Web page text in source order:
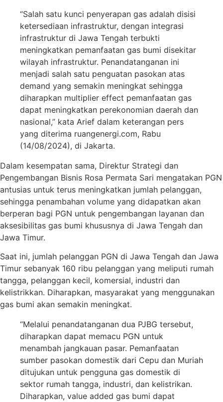
“Salah satu kunci penyerapan gas adalah disisi
ketersediaan infrastruktur, dengan integrasi
infrastruktur di Jawa Tengah terbukti
meningkatkan pemanfaatan gas bumi disekitar
wilayah infrastruktur. Penandatanganan ini
menjadi salah satu penguatan pasokan atas
demand yang semakin meningkat sehingga
diharapkan multiplier effect pemanfaatan gas
dapat meningkatkan perekonomian daerah dan
nasional,” kata Arief dalam keterangan pers
yang diterima ruangenergi.com, Rabu
(14/08/2024), di Jakarta.
Dalam kesempatan sama, Direktur Strategi dan
Pengembangan Bisnis Rosa Permata Sari mengatakan PGN
antusias untuk terus meningkatkan jumlah pelanggan,
sehingga penambahan volume yang didapatkan akan
berperan bagi PGN untuk pengembangan layanan dan
aksesibilitas gas bumi khususnya di Jawa Tengah dan
Jawa Timur.
Saat ini, jumlah pelanggan PGN di Jawa Tengah dan Jawa
Timur sebanyak 160 ribu pelanggan yang meliputi rumah
tangga, pelanggan kecil, komersial, industri dan
kelistrikkan. Diharapkan, masyarakat yang menggunakan
gas bumi akan semakin meningkat.
“Melalui penandatanganan dua PJBG tersebut,
diharapkan dapat memacu PGN untuk
menambah jangkauan pasar. Pemanfaatan
sumber pasokan domestik dari Cepu dan Muriah
ditujukan untuk pengguna gas domestik di
sektor rumah tangga, industri, dan kelistrikan.
Diharapkan, value added gas bumi dapat